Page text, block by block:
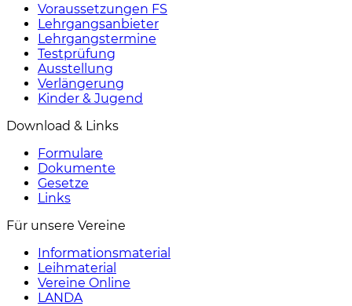
Voraussetzungen FS
Lehrgangsanbieter
Lehrgangstermine
Testprüfung
Ausstellung
Verlängerung
Kinder & Jugend
Download & Links
Formulare
Dokumente
Gesetze
Links
Für unsere Vereine
Informationsmaterial
Leihmaterial
Vereine Online
LANDA